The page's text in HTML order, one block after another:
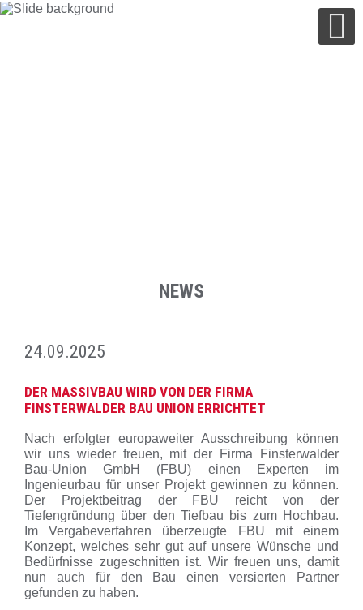
NEWS
24.09.2025
DER MASSIVBAU WIRD VON DER FIRMA
FINSTERWALDER BAU UNION ERRICHTET
Nach erfolgter europaweiter Ausschreibung können
wir uns wieder freuen, mit der Firma Finsterwalder
Bau-Union GmbH (FBU) einen Experten im
Ingenieurbau für unser Projekt gewinnen zu können.
Der Projektbeitrag der FBU reicht von der
Tiefengründung über den Tiefbau bis zum Hochbau.
Im Vergabeverfahren überzeugte FBU mit einem
Konzept, welches sehr gut auf unsere Wünsche und
Bedürfnisse zugeschnitten ist. Wir freuen uns, damit
nun auch für den Bau einen versierten Partner
gefunden zu haben.